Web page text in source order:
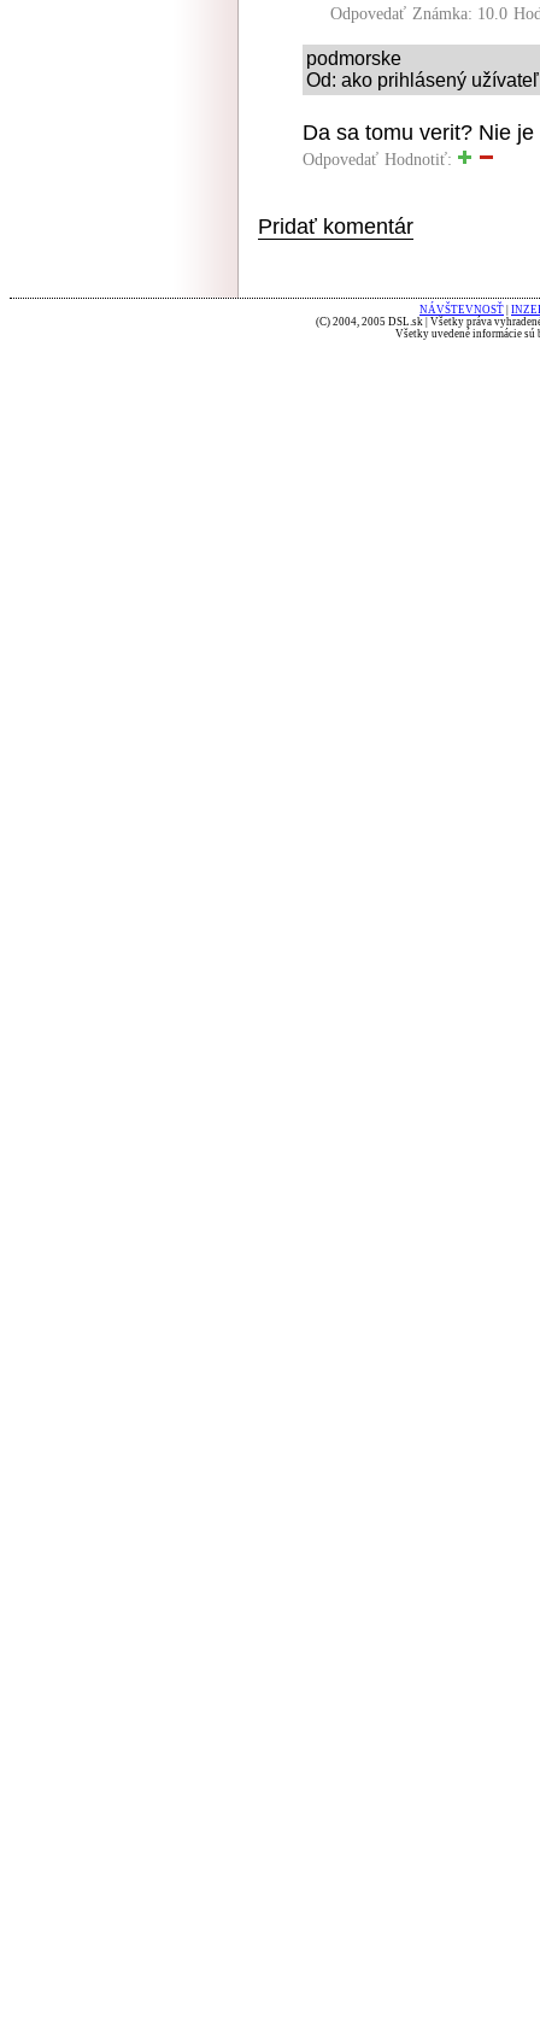
Odpovedať Známka: 10.0
podmorske
Od: ako prihlásený
Da sa tomu verit? Nie
Odpovedať Hodnotiť:
Pridať komentár
NÁVŠTEVNOSŤ
(C) 2004, 2005 DSL.sk | Všetky práva
Všetky uvedené informácie sú